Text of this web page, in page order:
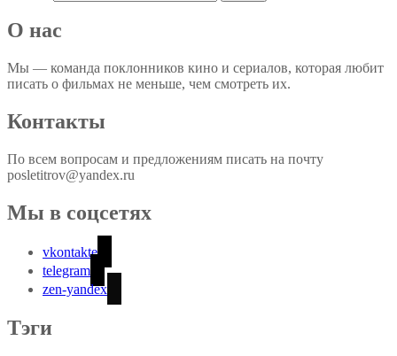
О нас
Мы — команда поклонников кино и сериалов, которая любит
писать о фильмах не меньше, чем смотреть их.
Контакты
По всем вопросам и предложениям писать на почту
posletitrov@yandex.ru
Мы в соцсетях
vkontakte
telegram
zen-yandex
Тэги